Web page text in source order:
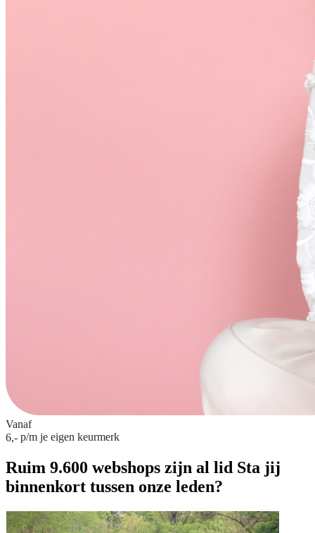
Vanaf
6,- p/m je eigen keurmerk
Ruim 9.600 webshops zijn al lid Sta jij
binnenkort tussen onze leden?